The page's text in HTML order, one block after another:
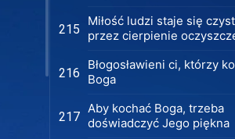
215
Miłość ludzi staje się
przez cierpienie
216
Błogosławieni ci, którzy
Boga
217
Aby kochać Boga, trzeba
doświadczyć Jego piękna